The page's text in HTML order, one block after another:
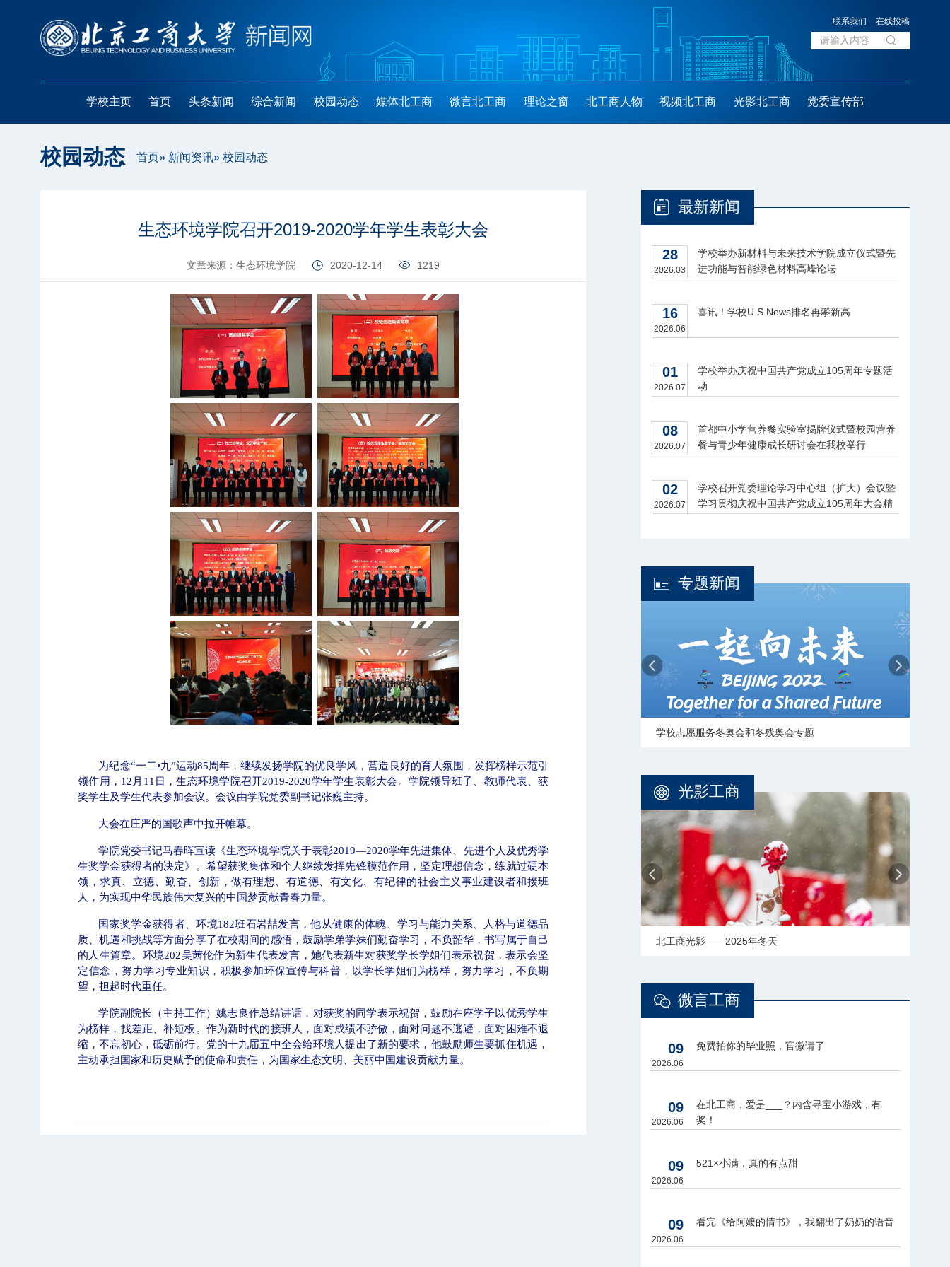
在线投稿
联系我们
学校主页 首页 头条新闻 综合新闻 校园动态 媒体北工商 微言北工商 理论之窗 北工商人物 视频北工商 光影北工商 党委宣传部
校园动态 首页» 新闻资讯» 校园动态
生态环境学院召开2019-2020学年学生表彰大会
文章来源：生态环境学院 2020-12-14 1219
为纪念“一二•九”运动85周年，继续发扬学院的优良学风，营造良好的育人氛围，发挥榜样示范引
领作用， 12 月 11 日，生态环境学院召开2019-2020学年学生表彰大会。学院领导班子、教师代表、获
奖学生及学生代表参加会议。会议由学院党委副书记张巍主持。
大会在庄严的国歌声中拉开帷幕。
学院党委书记马春晖宣读《生态环境学院关于表彰2019—2020学年先进集体、先进个人及优秀学
生奖学金获得者的决定》。希望获奖集体和个人继续发挥先锋模范作用，坚定理想信念，练就过硬本
领，求真、立德、勤奋、创新，做有理想、有道德、有文化、有纪律的社会主义事业建设者和接班
人，为实现中华民族伟大复兴的中国梦贡献青春力量。
国家奖学金获得者、环境182班石岩喆发言，他从健康的体魄、学习与能力关系、人格与道德品
质、机遇和挑战等方面分享了在校期间的感悟，鼓励学弟学妹们勤奋学习，不负韶华，书写属于自己
的人生篇章。环境202吴茜伦作为新生代表发言，她代表新生对获奖学长学姐们表示祝贺，表示会坚
定信念，努力学习专业知识，积极参加环保宣传与科普，以学长学姐们为榜样，努力学习，不负期
望，担起时代重任。
学院副院长（主持工作）姚志良作总结讲话，对获奖的同学表示祝贺，鼓励在座学子以优秀学生
为榜样，找差距、补短板。作为新时代的接班人，面对成绩不骄傲，面对问题不逃避，面对困难不退
缩，不忘初心，砥砺前行。党的十九届五中全会给环境人提出了新的要求，他鼓励师生要抓住机遇，
主动承担国家和历史赋予的使命和责任，为国家生态文明、美丽中国建设贡献力量。
最新新闻
28
2026.03
学校举办新材料与未来技术学院成立仪式暨先
进功能与智能绿色材料高峰论坛
16
2026.06
喜讯！学校U.S.News排名再攀新高
01
2026.07
学校举办庆祝中国共产党成立105周年专题活
动
08
2026.07
首都中小学营养餐实验室揭牌仪式暨校园营养
餐与青少年健康成长研讨会在我校举行
02
2026.07
学校召开党委理论学习中心组（扩大）会议暨
学习贯彻庆祝中国共产党成立105周年大会精
专题新闻
学校志愿服务冬奥会和冬残奥会专题
光影工商
北工商光影——2026年北工商的夏 北工商光影——2026年春 北工商光影——2025年冬天
微言工商
09
2026.06
免费拍你的毕业照，官微请了
09
2026.06
在北工商，爱是___？内含寻宝小游戏，有
奖！
09
2026.06
521×小满，真的有点甜
09
2026.06
看完《给阿嬷的情书》，我翻出了奶奶的语音